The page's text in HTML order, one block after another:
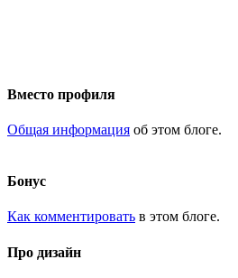
Вместо профиля
Общая информация об этом блоге.
Бонус
Как комментировать в этом блоге.
Про дизайн